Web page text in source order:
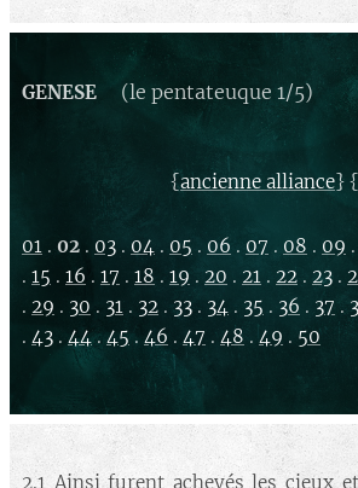
GENESE (le pentateuque 1/5)
{ancienne alliance} {
01 . 02 . 03 . 04 . 05 . 06 . 07 . 08 . 09 .
. 15 . 16 . 17 . 18 . 19 . 20 . 21 . 22 . 23 .
. 29 . 30 . 31 . 32 . 33 . 34 . 35 . 36 . 37 .
. 43 . 44. 45 . 46 . 47 . 48 . 49 . 50
2.1 Ainsi furent achevés les cieux